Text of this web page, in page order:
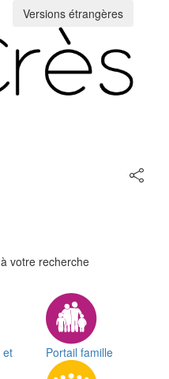
Versions étrangères
sur
votre recherche
et
Portail famille